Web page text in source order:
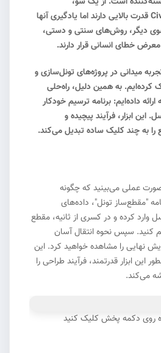
نرم‌افزارهایی مانند Civil 3D قدرت بالایی دارند اما یادگیری آنها
دیگر، روش‌های سنتی و دستی،
خطای انسانی قرار دارند.
از ۲۰ سال تجربه میدانی در پروژه‌های تونل‌سازی و
کرده‌ایم. به همین دلیل، راه‌حلی
داده‌ایم: برنامه ترسیم خودکار
ابزار، فرآیند پیچیده و
به چند کلیک ساده تبدیل می‌کند.
صورت عملی می‌بینید که چگونه
"مقطع‌ساز تونل"، داده‌های
وارد کرده و در کسری از ثانیه، مقطع
کنید. سپس نحوه انتقال آسان
نهایی را مشاهده خواهید کرد. این
ابزار قدرتمند، فرآیند طراحی را
می‌کند.
روی دکمه پخش کلیک کنید